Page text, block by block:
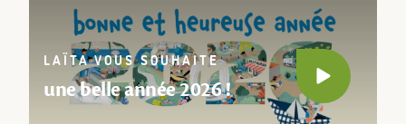
LAÏTA VOUS SOUHAITE
une belle année 2026 ! Play video